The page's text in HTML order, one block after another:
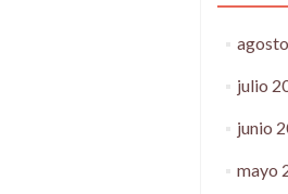
julio
junio
mayo